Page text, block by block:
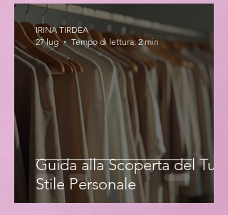
Guida alla Scoperta del Tuo
Stile Personale
IRINA TIRDEA
27 lug
Tempo di lettura: 2 min